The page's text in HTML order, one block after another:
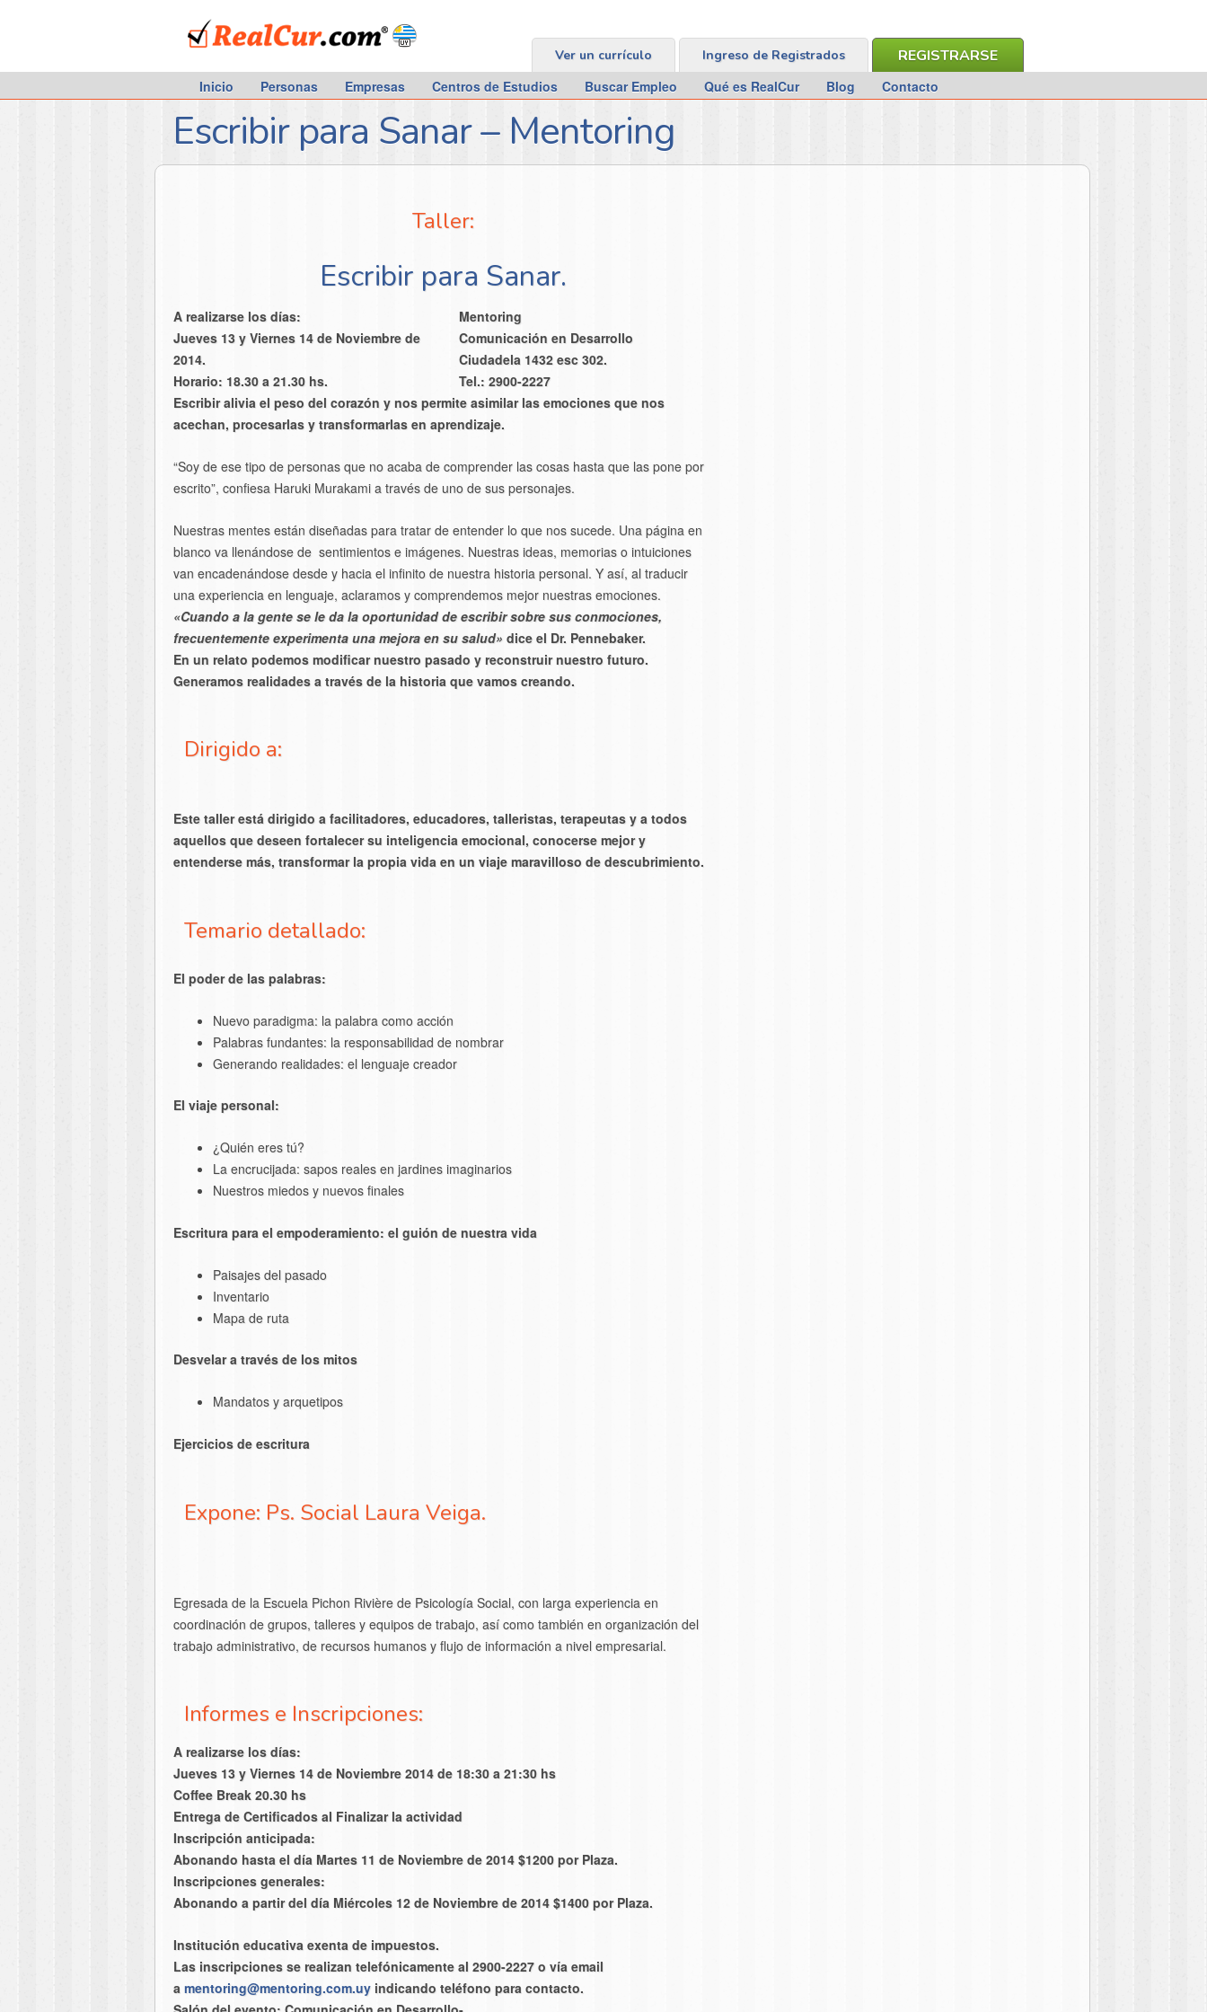
RealCur.com
REGISTRARSE
Ingreso de Registrados
Ver un currículo
Inicio Personas Empresas Centros de Estudios Buscar Empleo Qué es RealCur Blog Contacto
Escribir para Sanar – Mentoring
Taller:
Escribir para Sanar.
A realizarse los días:
Jueves 13 y Viernes 14 de Noviembre de
2014.
Horario: 18.30 a 21.30 hs.
Mentoring
Comunicación en Desarrollo
Ciudadela 1432 esc 302.
Tel.: 2900-2227
Escribir alivia el peso del corazón y nos permite asimilar las emociones que nos
acechan, procesarlas y transformarlas en aprendizaje.
“Soy de ese tipo de personas que no acaba de comprender las cosas hasta que las pone por
escrito”, confiesa Haruki Murakami a través de uno de sus personajes.
Nuestras mentes están diseñadas para tratar de entender lo que nos sucede. Una página en
blanco va llenándose de sentimientos e imágenes. Nuestras ideas, memorias o intuiciones
van encadenándose desde y hacia el infinito de nuestra historia personal. Y así, al traducir
una experiencia en lenguaje, aclaramos y comprendemos mejor nuestras emociones.
«Cuando a la gente se le da la oportunidad de escribir sobre sus conmociones,
frecuentemente experimenta una mejora en su salud» dice el Dr. Pennebaker.
En un relato podemos modificar nuestro pasado y reconstruir nuestro futuro.
Generamos realidades a través de la historia que vamos creando.
Dirigido a:
Este taller está dirigido a facilitadores, educadores, talleristas, terapeutas y a todos
aquellos que deseen fortalecer su inteligencia emocional, conocerse mejor y
entenderse más, transformar la propia vida en un viaje maravilloso de descubrimiento.
Temario detallado:
El poder de las palabras:
Nuevo paradigma: la palabra como acción
Palabras fundantes: la responsabilidad de nombrar
Generando realidades: el lenguaje creador
El viaje personal:
¿Quién eres tú?
La encrucijada: sapos reales en jardines imaginarios
Nuestros miedos y nuevos finales
Escritura para el empoderamiento: el guión de nuestra vida
Paisajes del pasado
Inventario
Mapa de ruta
Desvelar a través de los mitos
Mandatos y arquetipos
Ejercicios de escritura
Expone: Ps. Social Laura Veiga.
Egresada de la Escuela Pichon Rivière de Psicología Social, con larga experiencia en
coordinación de grupos, talleres y equipos de trabajo, así como también en organización del
trabajo administrativo, de recursos humanos y flujo de información a nivel empresarial.
Informes e Inscripciones:
A realizarse los días:
Jueves 13 y Viernes 14 de Noviembre 2014 de 18:30 a 21:30 hs
Coffee Break 20.30 hs
Entrega de Certificados al Finalizar la actividad
Inscripción anticipada:
Abonando hasta el día Martes 11 de Noviembre de 2014 $1200 por Plaza.
Inscripciones generales:
Abonando a partir del día Miércoles 12 de Noviembre de 2014 $1400 por Plaza.
Institución educativa exenta de impuestos.
Las inscripciones se realizan telefónicamente al 2900-2227 o vía email
a mentoring@mentoring.com.uy indicando teléfono para contacto.